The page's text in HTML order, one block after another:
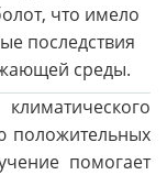
что имело
последствия
среды.
положительных
помогает